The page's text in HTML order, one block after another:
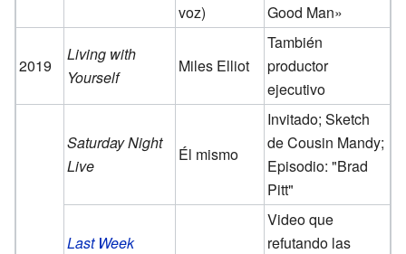
voz)
Good Man»
2019
Living with
Yourself
Miles Elliot
También
productor
ejecutivo
Saturday Night
Live
Él mismo
Invitado; Sketch
de Cousin Mandy;
Episodio: "Brad
Pitt"
Last Week
Video que
refutando las